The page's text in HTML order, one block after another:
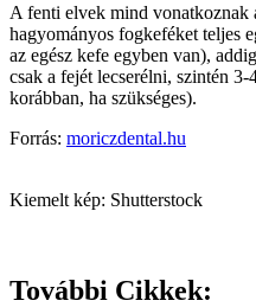
A fenti elvek mind vonatkoznak
hagyományos fogkeféket teljes
az egész kefe egyben van),
csak a fejét lecserélni, szintén
korábban, ha szükséges).
Forrás: moriczdental.hu
Kiemelt kép: Shutterstock
További Cikkek: